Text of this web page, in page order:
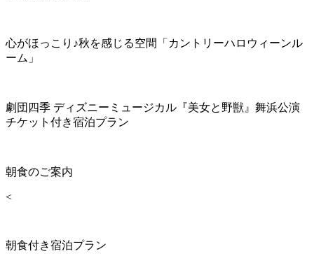
心がほっこり♪秋を感じる空間「カントリーハロウィーンル
ーム」
劇団四季 ディズニーミュージカル『美女と野獣』舞浜公演
チケット付き宿泊プラン
朝食のご案内
<
朝食付き宿泊プラン